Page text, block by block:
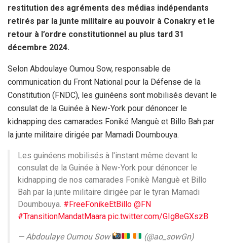
restitution des agréments des médias indépendants
retirés par la junte militaire au pouvoir à Conakry et le
retour à l’ordre constitutionnel au plus tard 31
décembre 2024.
Selon Abdoulaye Oumou Sow, responsable de
communication du Front National pour la Défense de la
Constitution (FNDC), les guinéens sont mobilisés devant le
consulat de la Guinée à New-York pour dénoncer le
kidnapping des camarades Foniké Manguè et Billo Bah par
la junte militaire dirigée par Mamadi Doumbouya.
Les guinéens mobilisés à l'instant même devant le
consulat de la Guinée à New-York pour dénoncer le
kidnapping de nos camarades Fonikè Manguè et Billo
Bah par la junte militaire dirigée par le tyran Mamadi
Doumbouya. #FreeFonikeEtBillo @FN
#TransitionMandatMaara pic.twitter.com/GIg8eGXszB
— Abdoulaye Oumou Sow
(@ao_sowGn)